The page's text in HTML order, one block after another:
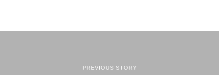
PREVIOUS STORY